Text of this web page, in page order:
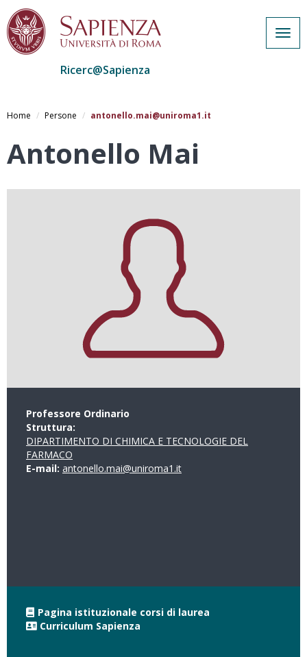
al
Ricerc@Sapienza
Home Persone antonello.mai@uniroma1.it
Antonello Mai
Professore Ordinario
Struttura:
DIPARTIMENTO DI CHIMICA E TECNOLOGIE DEL
FARMACO
E-mail: antonello.mai@uniroma1.it
Pagina istituzionale corsi di laurea
Curriculum Sapienza